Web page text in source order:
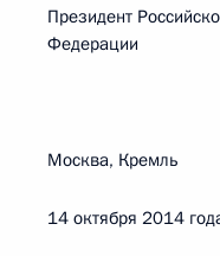
Президент
Москва, Кремль
14 октября 2014